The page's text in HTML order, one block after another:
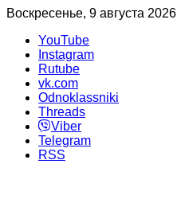
Воскресенье, 9 августа 2026
YouTube
Instagram
Rutube
vk.com
Odnoklassniki
Threads
Viber
Telegram
RSS